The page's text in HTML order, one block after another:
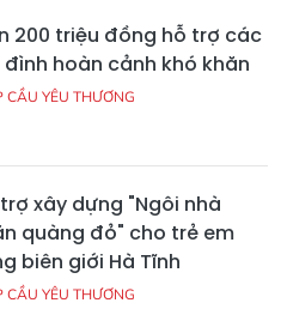
200 triệu đồng hỗ trợ các
đình hoàn cảnh khó khăn
CẦU YÊU THƯƠNG
xây dựng "Ngôi nhà
quàng đỏ" cho trẻ em
biên giới Hà Tĩnh
CẦU YÊU THƯƠNG